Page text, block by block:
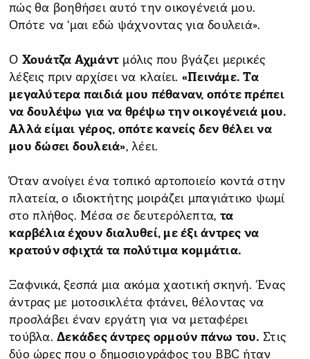
πώς θα βοηθήσει αυτό την οικογένειά μου.
Οπότε να ‘μαι εδώ ψάχνοντας για δουλειά».
Ο Χουάτζα Αχμάντ μόλις που βγάζει μερικές
λέξεις πριν αρχίσει να κλαίει. «Πεινάμε. Τα
μεγαλύτερα παιδιά μου πέθαναν, οπότε πρέπει
να δουλέψω για να θρέψω την οικογένειά μου.
Αλλά είμαι γέρος, οπότε κανείς δεν θέλει να
μου δώσει δουλειά», λέει.
Όταν ανοίγει ένα τοπικό αρτοποιείο κοντά στην
πλατεία, ο ιδιοκτήτης μοιράζει μπαγιάτικο ψωμί
στο πλήθος. Μέσα σε δευτερόλεπτα, τα
καρβέλια έχουν διαλυθεί, με έξι άντρες να
κρατούν σφιχτά τα πολύτιμα κομμάτια.
Ξαφνικά, ξεσπά μια ακόμα χαοτική σκηνή. Ένας
άντρας με μοτοσικλέτα φτάνει, θέλοντας να
προσλάβει έναν εργάτη για να μεταφέρει
τούβλα. Δεκάδες άντρες ορμούν πάνω του. Στις
δύο ώρες που ο δημοσιογράφος του BBC ήταν